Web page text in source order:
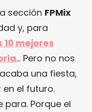
sección FPMix
y, para
10 mejores
… Pero no nos
una fiesta,
el futuro.
para. Porque el